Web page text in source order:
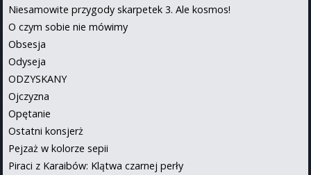
Niesamowite przygody skarpetek 3. Ale kosmos!
O czym sobie nie mówimy
Obsesja
Odyseja
ODZYSKANY
Ojczyzna
Opętanie
Ostatni konsjerż
Pejzaż w kolorze sepii
Piraci z Karaibów: Klątwa czarnej perły